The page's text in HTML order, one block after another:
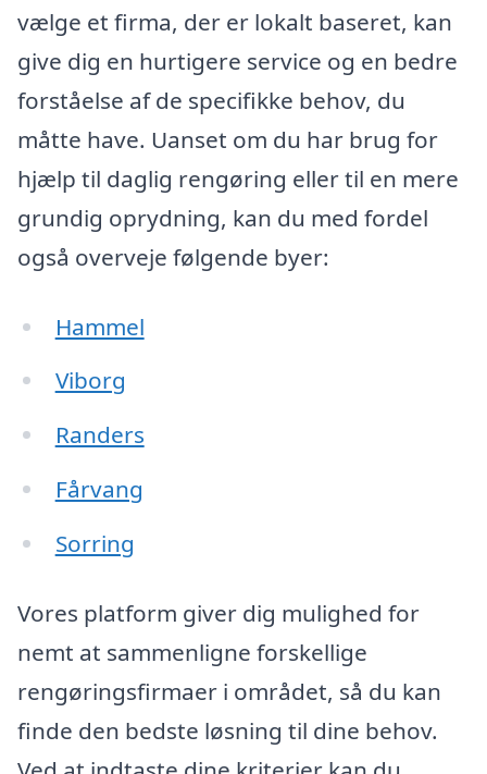
vælge et firma, der er lokalt baseret, kan
give dig en hurtigere service og en bedre
forståelse af de specifikke behov, du
måtte have. Uanset om du har brug for
hjælp til daglig rengøring eller til en mere
grundig oprydning, kan du med fordel
også overveje følgende byer:
Hammel
Viborg
Randers
Fårvang
Sorring
Vores platform giver dig mulighed for
nemt at sammenligne forskellige
rengøringsfirmaer i området, så du kan
finde den bedste løsning til dine behov.